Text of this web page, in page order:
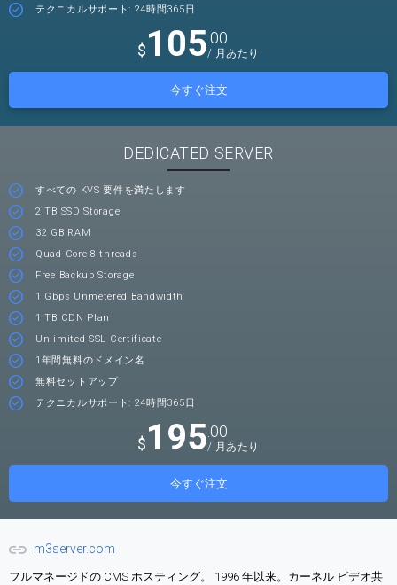
テクニカルサポート: 24時間365日
$105.00
/ 月あたり
今すぐ注文
DEDICATED SERVER
すべての KVS 要件を満たします
2 TB SSD Storage
32 GB RAM
Quad-Core 8 threads
Free Backup Storage
1 Gbps Unmetered Bandwidth
1 TB CDN Plan
Unlimited SSL Certificate
1年間無料のドメイン名
無料セットアップ
テクニカルサポート: 24時間365日
$195.00
/ 月あたり
今すぐ注文
m3server.com
フルマネージドの CMS ホスティング。 1996 年以来。カーネル ビデオ共